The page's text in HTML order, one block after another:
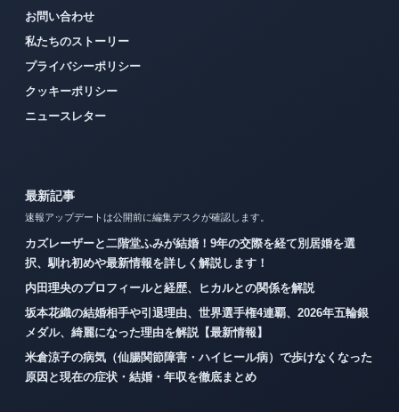
お問い合わせ
私たちのストーリー
プライバシーポリシー
クッキーポリシー
ニュースレター
最新記事
速報アップデートは公開前に編集デスクが確認します。
カズレーザーと二階堂ふみが結婚！9年の交際を経て別居婚を選
択、馴れ初めや最新情報を詳しく解説します！
内田理央のプロフィールと経歴、ヒカルとの関係を解説
坂本花織の結婚相手や引退理由、世界選手権4連覇、2026年五輪銀
メダル、綺麗になった理由を解説【最新情報】
米倉涼子の病気（仙腸関節障害・ハイヒール病）で歩けなくなった
原因と現在の症状・結婚・年収を徹底まとめ